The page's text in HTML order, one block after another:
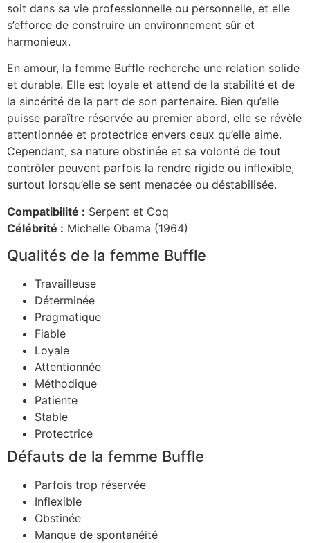
soit dans sa vie professionnelle ou personnelle, et elle
s’efforce de construire un environnement sûr et
harmonieux.
En amour, la femme Buffle recherche une relation solide
et durable. Elle est loyale et attend de la stabilité et de
la sincérité de la part de son partenaire. Bien qu’elle
puisse paraître réservée au premier abord, elle se révèle
attentionnée et protectrice envers ceux qu’elle aime.
Cependant, sa nature obstinée et sa volonté de tout
contrôler peuvent parfois la rendre rigide ou inflexible,
surtout lorsqu’elle se sent menacée ou déstabilisée.
Compatibilité : Serpent et Coq
Célébrité : Michelle Obama (1964)
Qualités de la femme Buffle
Travailleuse
Déterminée
Pragmatique
Fiable
Loyale
Attentionnée
Méthodique
Patiente
Stable
Protectrice
Défauts de la femme Buffle
Parfois trop réservée
Inflexible
Obstinée
Manque de spontanéité